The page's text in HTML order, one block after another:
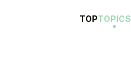
TOPTOPICS